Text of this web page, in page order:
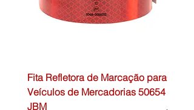
Fita Refletora de Marcação para
Veículos de Mercadorias 50654
JBM